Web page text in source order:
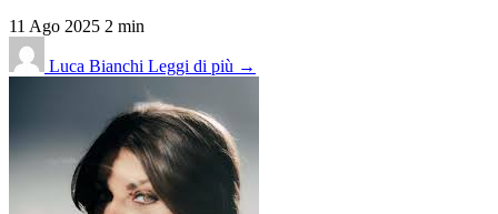
11 Ago 2025 2 min
Luca Bianchi Leggi di più →